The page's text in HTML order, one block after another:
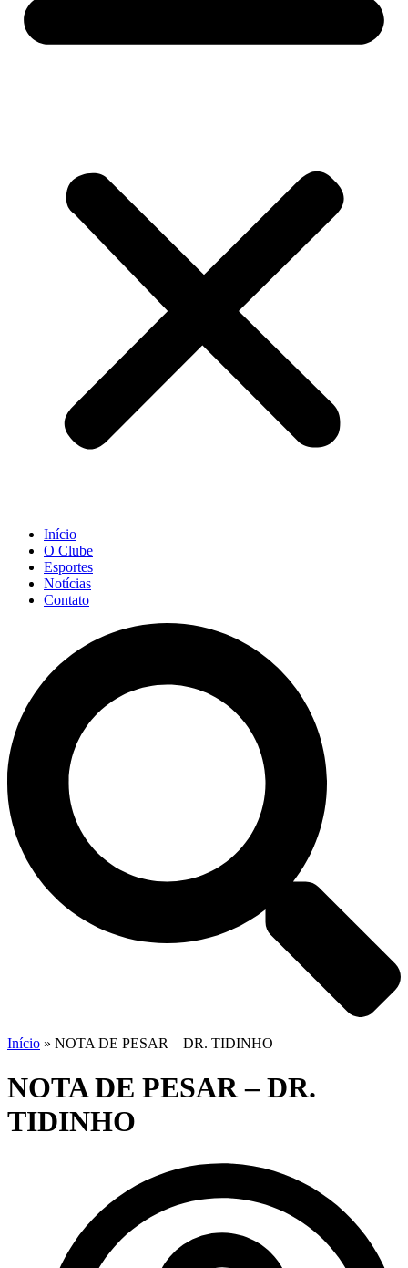
Início
O Clube
Esportes
Notícias
Contato
Início » NOTA DE PESAR – DR. TIDINHO
NOTA DE PESAR – DR.
TIDINHO